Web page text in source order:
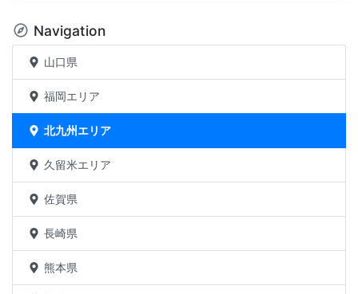
Navigation
山口県
福岡エリア
北九州エリア
久留米エリア
佐賀県
長崎県
熊本県